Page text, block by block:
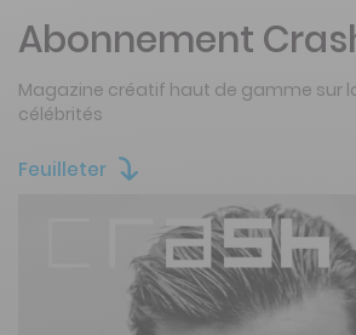
Feuilleter
Abonnement
Magazine créatif haut de gamme sur
célébrités